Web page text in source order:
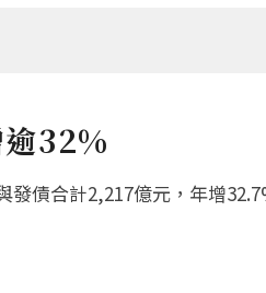
32%
債合計2,217億元，年增